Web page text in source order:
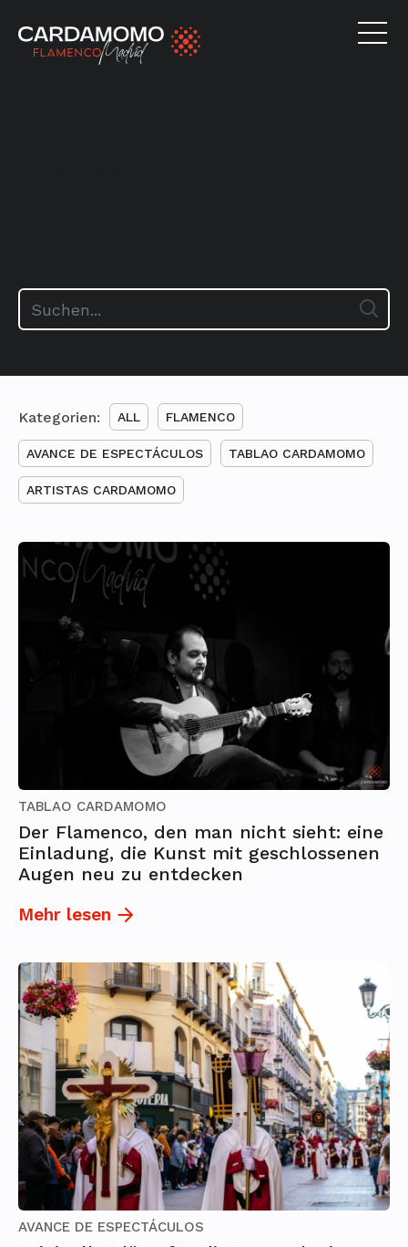
Kategorien: ALL FLAMENCO
AVANCE DE ESPECTÁCULOS TABLAO CARDAMOMO
ARTISTAS CARDAMOMO
TABLAO CARDAMOMO
Der Flamenco, den man nicht sieht: eine
Einladung, die Kunst mit geschlossenen
Augen neu zu entdecken
Mehr lesen
AVANCE DE ESPECTÁCULOS